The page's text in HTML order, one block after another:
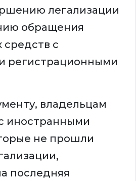
легализации
обращения
средств с
регистрационными
владельцам
иностранными
не прошли
последняя